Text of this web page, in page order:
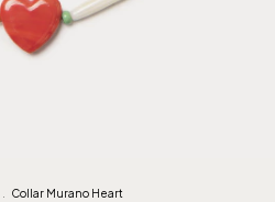
Collar Murano Heart